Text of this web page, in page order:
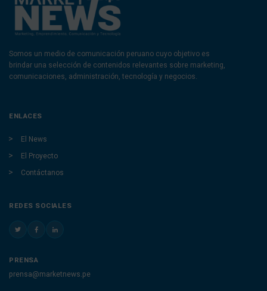
Somos un medio de comunicación peruano cuyo objetivo es
brindar una selección de contenidos relevantes sobre marketing,
comunicaciones, administración, tecnología y negocios.
ENLACES
El News
El Proyecto
Contáctanos
REDES SOCIALES
PRENSA
prensa@marketnews.pe